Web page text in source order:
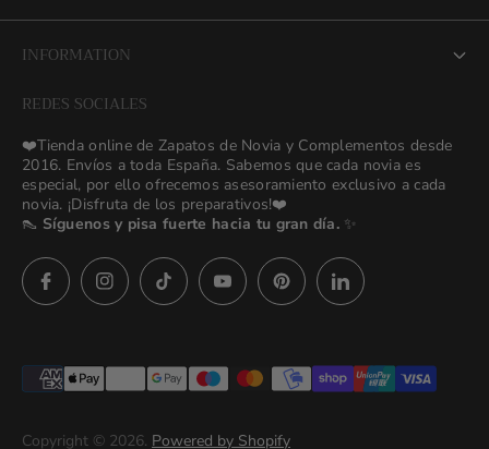
REDES SOCIALES
❤️Tienda online de Zapatos de Novia y Complementos desde
2016. Envíos a toda España. Sabemos que cada novia es
especial, por ello ofrecemos asesoramiento exclusivo a cada
novia. ¡Disfruta de los preparativos!❤️
👠 Síguenos y pisa fuerte hacia tu gran día. ✨
Search
contact us
Asesoras👰🏻24h 627 23 25 76
INFORMATION
⭐ Opiniones de Nuestras Novias 👰🏻
💒 Novias Reales 💍✨
🚚 Envío y Cambios
Política de Privacidad
Imágenes descargables
Copyright © 2026. Powered by Shopify